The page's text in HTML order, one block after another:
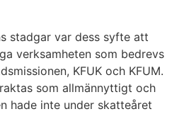
stadgar var dess syfte att
verksamheten som bedrevs
KFUK och KFUM.
som allmännyttigt och
hade inte under skatteåret